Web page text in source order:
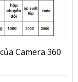
Camera 360